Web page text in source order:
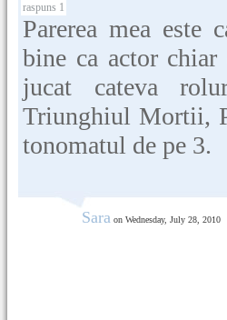
raspuns 1
Parerea mea este
bine ca actor
jucat cateva
Triunghiul Mortii,
tonomatul de pe 3.
Sara on Wednesday, July 28, 2010